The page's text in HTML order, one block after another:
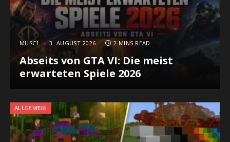
MUSC1 3. AUGUST 2026 2 MINS READ
Abseits von GTA VI: Die meist
erwarteten Spiele 2026
ALLGEMEIN